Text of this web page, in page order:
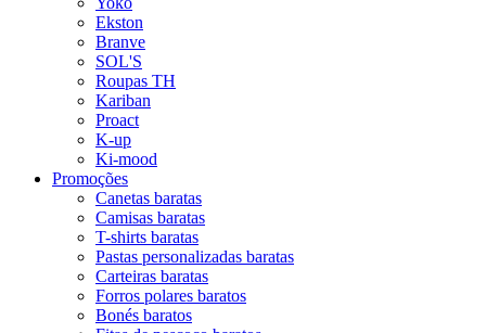
Ekston
Branve
SOL'S
Roupas TH
Kariban
Proact
K-up
Ki-mood
Promoções
Canetas baratas
Camisas baratas
T-shirts baratas
Pastas personalizadas baratas
Carteiras baratas
Forros polares baratos
Bonés baratos